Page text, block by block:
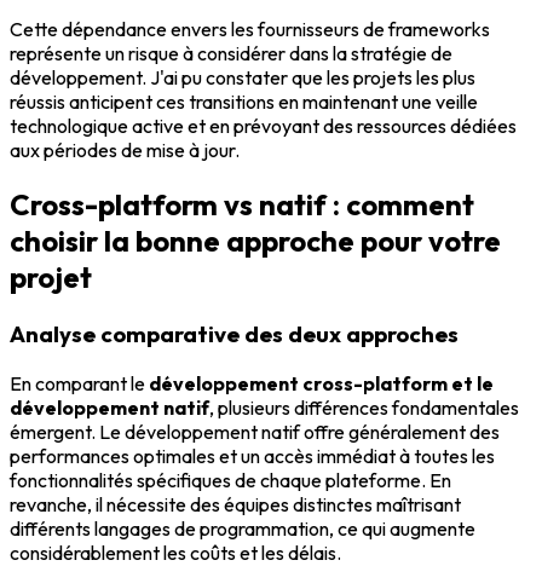
Cette dépendance envers les fournisseurs de frameworks
représente un risque à considérer dans la stratégie de
développement. J'ai pu constater que les projets les plus
réussis anticipent ces transitions en maintenant une veille
technologique active et en prévoyant des ressources dédiées
aux périodes de mise à jour.
Cross-platform vs natif : comment
choisir la bonne approche pour votre
projet
Analyse comparative des deux approches
En comparant le développement cross-platform et le
développement natif, plusieurs différences fondamentales
émergent. Le développement natif offre généralement des
performances optimales et un accès immédiat à toutes les
fonctionnalités spécifiques de chaque plateforme. En
revanche, il nécessite des équipes distinctes maîtrisant
différents langages de programmation, ce qui augmente
considérablement les coûts et les délais.